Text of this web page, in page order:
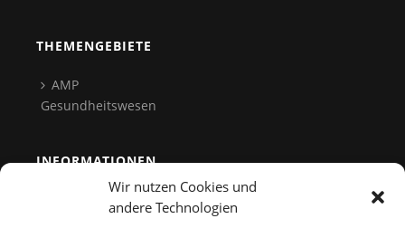
Wir nutzen Cookies und
andere Technologien
THEMENGEBIETE
AMP
Gesundheitswesen
INFORMATIONEN